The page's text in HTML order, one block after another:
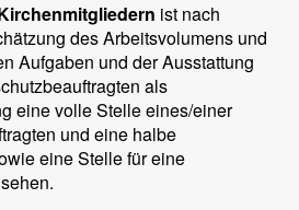
ist nach
des Arbeitsvolumens und
Aufgaben und der Ausstattung
als
eine volle Stelle eines/einer
und eine halbe
eine Stelle für eine